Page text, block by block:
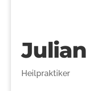
Heilpraktiker